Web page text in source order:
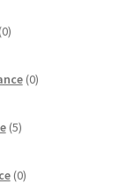
0izdelkov
0izdelkov
5izdelkov
0izdelkov